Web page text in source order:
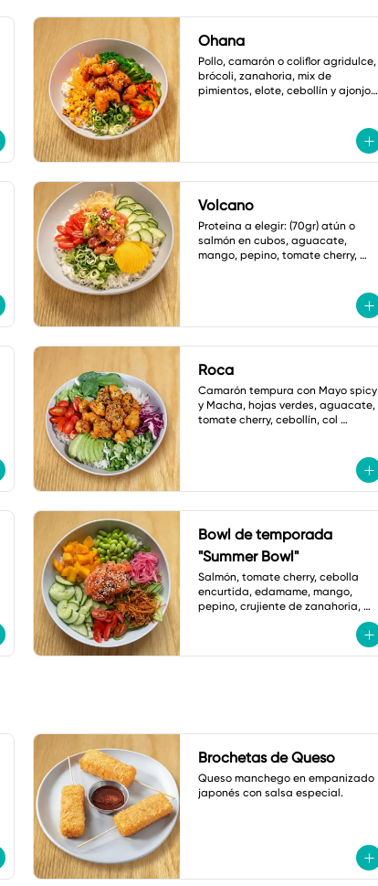
Ohana
Pollo, camarón o coliflor agridulce,
brócoli, zanahoria, mix de
pimientos, elote, cebollín y ajonjolí.
Volcano
Proteina a elegir: (70gr) atún o
salmón en cubos, aguacate,
mango, pepino, tomate cherry,
Roca
Camarón tempura con Mayo spicy
y Macha, hojas verdes, aguacate,
tomate cherry, cebollín, col
Bowl de temporada
"Summer Bowl"
Salmón, tomate cherry, cebolla
encurtida, edamame, mango,
pepino, crujiente de zanahoria,
ajonjolí y vinagreta de zanahoria
Brochetas de Queso
Queso manchego en empanizado
japonés con salsa especial.